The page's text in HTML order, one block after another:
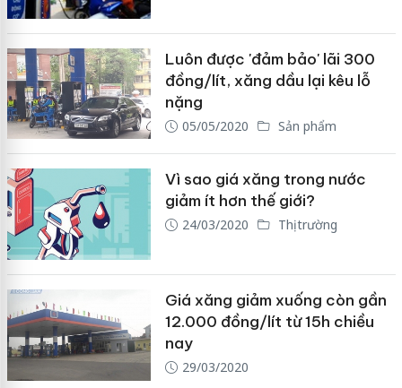
Luôn được 'đảm bảo' lãi 300
đồng/lít, xăng dầu lại kêu lỗ
nặng
05/05/2020 Sản phẩm
Vì sao giá xăng trong nước
giảm ít hơn thế giới?
24/03/2020 Thị trường
Giá xăng giảm xuống còn gần
12.000 đồng/lít từ 15h chiều
nay
29/03/2020